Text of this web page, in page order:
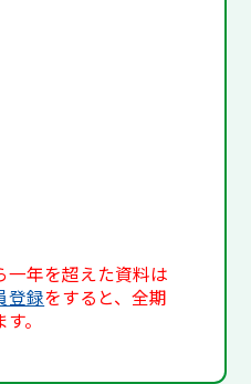
一年を超えた資料は
登録をすると、全期
。